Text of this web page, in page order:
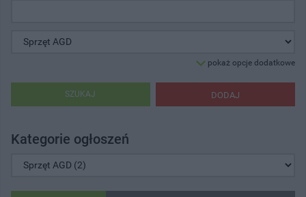
pokaż opcje dodatkowe
DODAJ
SZUKAJ
Kategorie ogłoszeń